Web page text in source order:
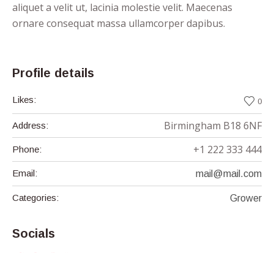
aliquet a velit ut, lacinia molestie velit. Maecenas
ornare consequat massa ullamcorper dapibus.
Profile details
Likes: 0
Address: Birmingham B18 6NF
Phone: +1 222 333 444
Email: mail@mail.com
Categories: Grower
Socials